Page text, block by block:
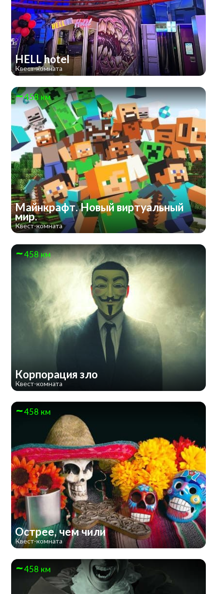
HELL hotel
Квест-комната
458 км
Майнкрафт. Новый виртуальный
мир.
Квест-комната
458 км
Корпорация зло
Квест-комната
458 км
Острее, чем чили
Квест-комната
458 км